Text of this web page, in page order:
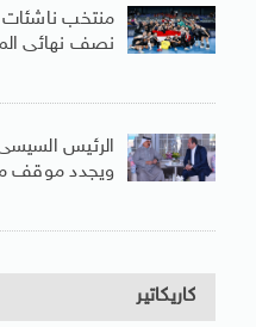
منتخب ناشئات
نصف نهائى
الرئيس
ويجدد موقف
كاريكاتير